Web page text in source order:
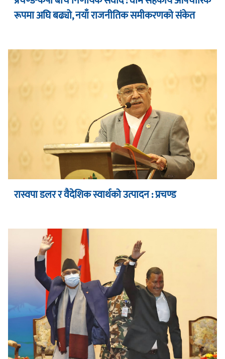
रूपमा अघि बढ्यो, नयाँ राजनीतिक समीकरणको संकेत
रास्वपा डलर र वैदेशिक स्वार्थको उत्पादन : प्रचण्ड